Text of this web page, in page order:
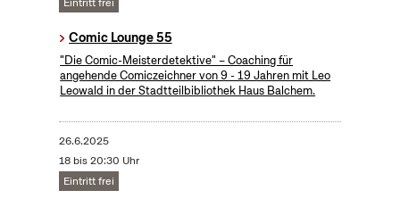
Eintritt frei
Comic Lounge 55
"Die Comic-Meisterdetektive" – Coaching für
angehende Comiczeichner von 9 - 19 Jahren mit Leo
Leowald in der Stadtteilbibliothek Haus Balchem.
26.6.2025
18 bis 20:30 Uhr
Eintritt frei